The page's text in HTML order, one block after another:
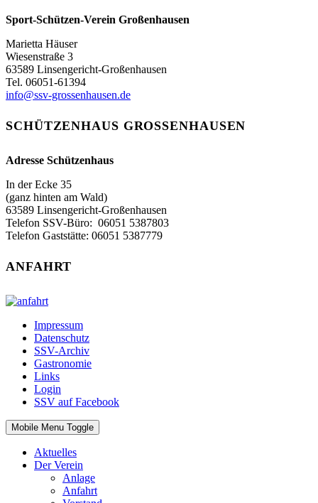
Sport-Schützen-Verein Großenhausen
Marietta Häuser
Wiesenstraße 3
63589 Linsengericht-Großenhausen
Tel. 06051-61394
info@ssv-grossenhausen.de
SCHÜTZENHAUS GROSSENHAUSEN
Adresse Schützenhaus
In der Ecke 35
(ganz hinten am Wald)
63589 Linsengericht-Großenhausen
Telefon SSV-Büro: 06051 5387803‬
Telefon Gaststätte: 06051 5387779
ANFAHRT
Impressum
Datenschutz
SSV-Archiv
Gastronomie
Links
Login
SSV auf Facebook
Mobile Menu Toggle
Aktuelles
Der Verein
Anlage
Anfahrt